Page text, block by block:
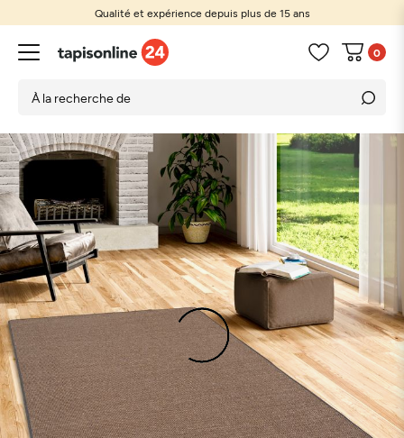
Qualité et expérience depuis plus de 15 ans
0